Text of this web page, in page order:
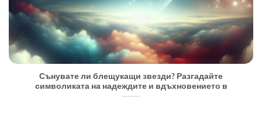
Сънувате ли блещукащи звезди? Разгадайте
символиката на надеждите и вдъхновението в